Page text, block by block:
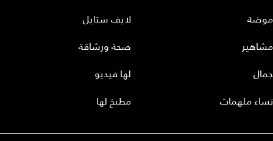
موضة
مشاهير
جمال
نساء ملهمات
لايف ستايل
صحة ورشاقة
لها فيديو
مطبخ لها